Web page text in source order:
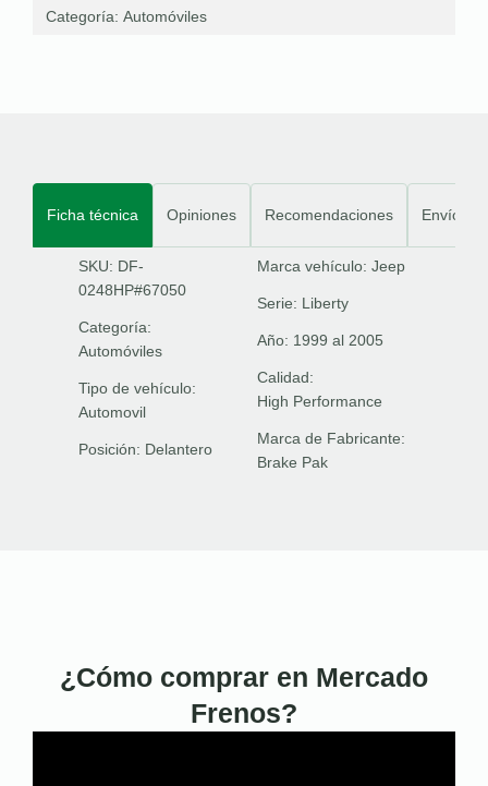
Categoría: Automóviles
Ficha técnica Opiniones Recomendaciones Envíos
SKU: DF-
0248HP#67050
Categoría:
Automóviles
Tipo de vehículo:
Automovil
Posición: Delantero
Marca vehículo: Jeep
Serie: Liberty
Año: 1999 al 2005
Calidad:
High Performance
Marca de Fabricante:
Brake Pak
¿Cómo comprar en Mercado
Frenos?